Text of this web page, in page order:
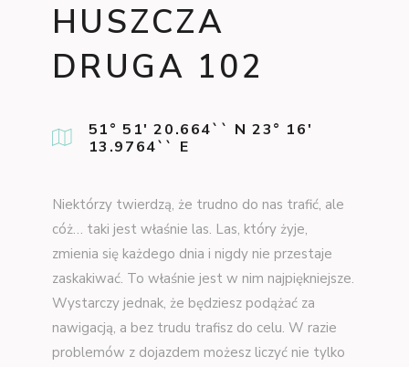
HUSZCZA
DRUGA 102
51° 51' 20.664`` N 23° 16'
13.9764`` E
Niektórzy twierdzą, że trudno do nas trafić, ale
cóż… taki jest właśnie las. Las, który żyje,
zmienia się każdego dnia i nigdy nie przestaje
zaskakiwać. To właśnie jest w nim najpiękniejsze.
Wystarczy jednak, że będziesz podążać za
nawigacją, a bez trudu trafisz do celu. W razie
problemów z dojazdem możesz liczyć nie tylko